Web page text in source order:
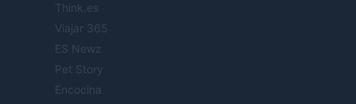
Think.es
Viajar 365
ES Newz
Pet Story
Encocina